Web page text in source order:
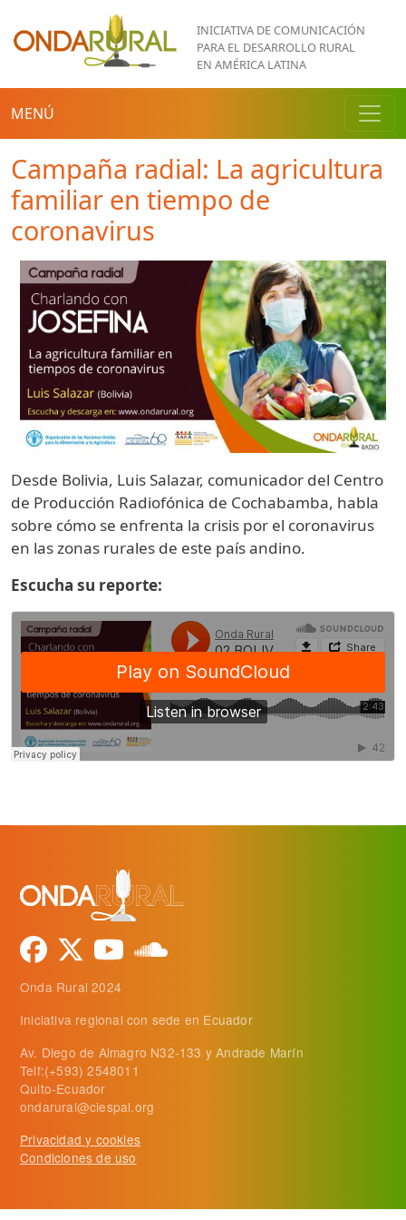
Pasar al contenido principal
INICIATIVA DE COMUNICACIÓN
PARA EL DESARROLLO RURAL
EN AMÉRICA LATINA
MENÚ
Campaña radial: La agricultura
familiar en tiempo de
coronavirus
Desde Bolivia, Luis Salazar, comunicador del Centro
de Producción Radiofónica de Cochabamba, habla
sobre cómo se enfrenta la crisis por el coronavirus
en las zonas rurales de este país andino.
Escucha su reporte:
Onda Rural 2024
Iniciativa regional con sede en Ecuador
Av. Diego de Almagro N32-133 y Andrade Marín
Telf:(+593) 2548011
Quito-Ecuador
ondarural@ciespal.org
Privacidad y cookies
Condiciones de uso